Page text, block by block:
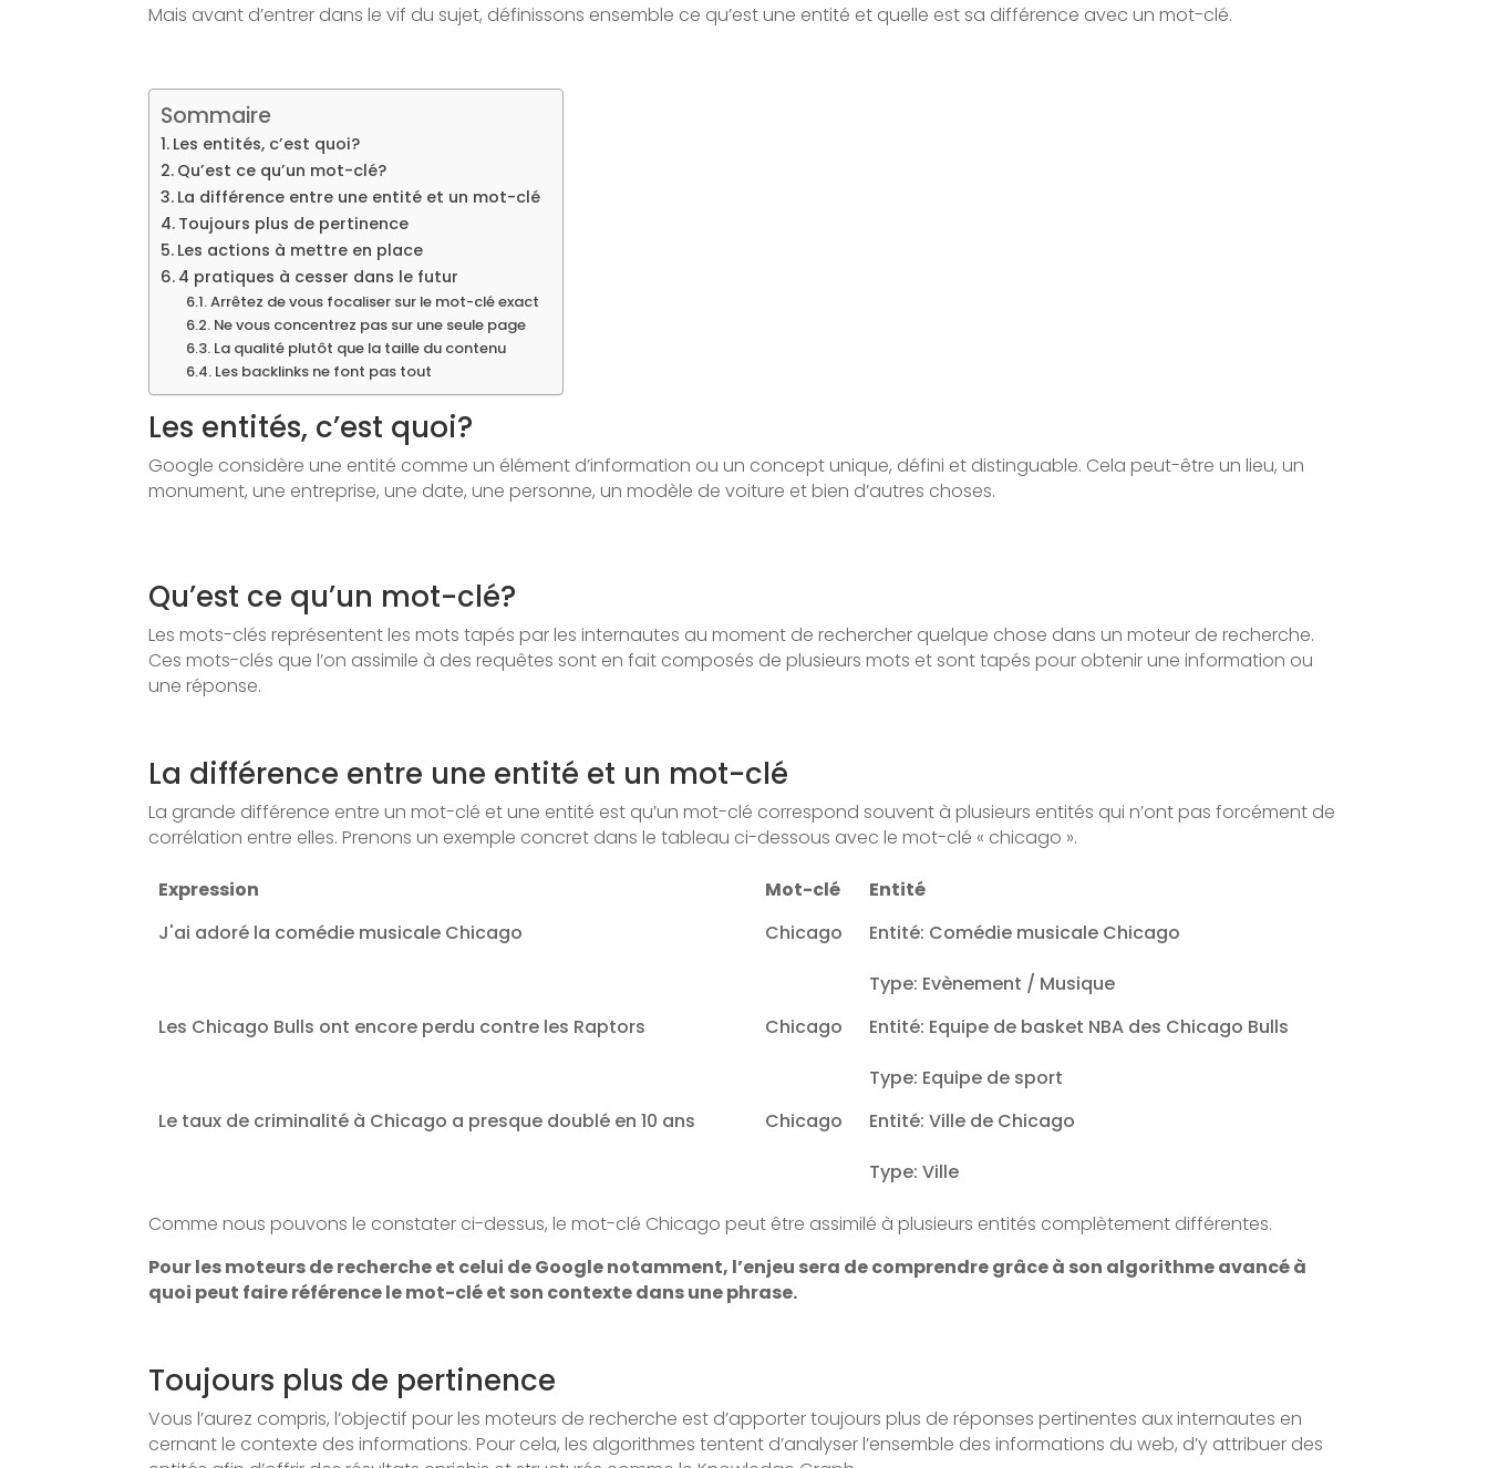
Mais avant d’entrer dans le vif du sujet, définissons ensemble ce qu’est une entité et quelle est sa différence avec un mot-clé.
Sommaire
Les entités, c’est quoi?
Qu’est ce qu’un mot-clé?
La différence entre une entité et un mot-clé
Toujours plus de pertinence
Les actions à mettre en place
4 pratiques à cesser dans le futur
Arrêtez de vous focaliser sur le mot-clé exact
Ne vous concentrez pas sur une seule page
La qualité plutôt que la taille du contenu
Les backlinks ne font pas tout
Les entités, c’est quoi?
Google considère une entité comme un élément d’information ou un concept unique, défini et distinguable. Cela peut-être un lieu, un
monument, une entreprise, une date, une personne, un modèle de voiture et bien d’autres choses.
Qu’est ce qu’un mot-clé?
Les mots-clés représentent les mots tapés par les internautes au moment de rechercher quelque chose dans un moteur de recherche.
Ces mots-clés que l’on assimile à des requêtes sont en fait composés de plusieurs mots et sont tapés pour obtenir une information ou
une réponse.
La différence entre une entité et un mot-clé
La grande différence entre un mot-clé et une entité est qu’un mot-clé correspond souvent à plusieurs entités qui n’ont pas forcément de
corrélation entre elles. Prenons un exemple concret dans le tableau ci-dessous avec le mot-clé « chicago ».
Expression Mot-clé
Entité
J'ai adoré la comédie musicale Chicago
Chicago
Entité: Comédie musicale Chicago
Type: Evènement / Musique
Les Chicago Bulls ont encore perdu contre les Raptors
Chicago
Entité: Equipe de basket NBA des Chicago Bulls
Type: Equipe de sport
Le taux de criminalité à Chicago a presque doublé en 10 ans
Chicago
Entité: Ville de Chicago
Type: Ville
Comme nous pouvons le constater ci-dessus, le mot-clé Chicago peut être assimilé à plusieurs entités complètement différentes.
Pour les moteurs de recherche et celui de Google notamment, l’enjeu sera de comprendre grâce à son algorithme avancé à
quoi peut faire référence le mot-clé et son contexte dans une phrase.
Toujours plus de pertinence
Vous l’aurez compris, l’objectif pour les moteurs de recherche est d’apporter toujours plus de réponses pertinentes aux internautes en
cernant le contexte des informations. Pour cela, les algorithmes tentent d’analyser l’ensemble des informations du web, d’y attribuer des